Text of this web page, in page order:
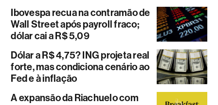
Ibovespa recua na contramão de
Wall Street após payroll fraco;
dólar cai a R$ 5,09
Dólar a R$ 4,75? ING projeta real
forte, mas condiciona cenário ao
Fed e à inflação
A expansão da Riachuelo com